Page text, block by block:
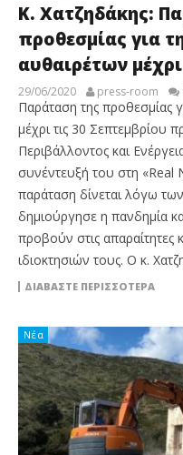
Κ. Χατζηδάκης:
προθεσμίας για
αυθαιρέτων
29/06/2020 press-room
Παράταση της προθεσμίας
μέχρι τις 30 Σεπτεμβρίου
Περιβάλλοντος και
συνέντευξή του στη «Real
παράταση δίνεται λόγω
δημιούργησε η πανδημία
προβούν στις απαραίτητες
ιδιοκτησιών τους. Ο κ.
ΔΙΑΒΆΣΤΕ ΠΕΡΙΣΣΌΤΕΡΑ
Νέα